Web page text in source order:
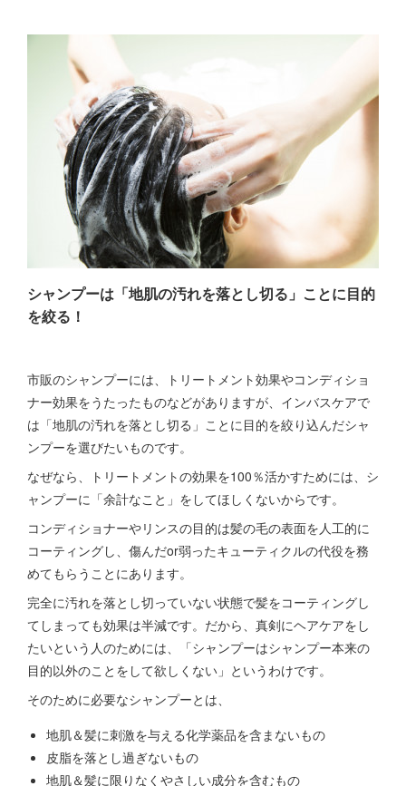
シャンプーは「地肌の汚れを落とし切る」ことに目的
を絞る！
市販のシャンプーには、トリートメント効果やコンディショ
ナー効果をうたったものなどがありますが、インバスケアで
は「地肌の汚れを落とし切る」ことに目的を絞り込んだシャ
ンプーを選びたいものです。
なぜなら、トリートメントの効果を100％活かすためには、シ
ャンプーに「余計なこと」をしてほしくないからです。
コンディショナーやリンスの目的は髪の毛の表面を人工的に
コーティングし、傷んだor弱ったキューティクルの代役を務
めてもらうことにあります。
完全に汚れを落とし切っていない状態で髪をコーティングし
てしまっても効果は半減です。だから、真剣にヘアケアをし
たいという人のためには、「シャンプーはシャンプー本来の
目的以外のことをして欲しくない」というわけです。
そのために必要なシャンプーとは、
地肌＆髪に刺激を与える化学薬品を含まないもの
皮脂を落とし過ぎないもの
地肌＆髪に限りなくやさしい成分を含むもの